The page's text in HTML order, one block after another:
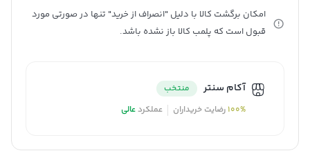
حساسیت
: ۲۶ دسی بل
امکان برگشت کالا با دلیل "انصراف از خرید" تنها در صورتی مورد
قبول است که پلمب کالا باز نشده باشد.
آکام سنتر
منتخب
100%رضایت خریداران عملکردعالی